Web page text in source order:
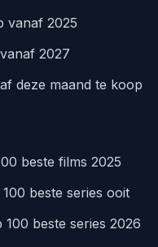
vanaf 2025
2027
deze maand te koop
beste films 2025
beste series ooit
100 beste series 2026